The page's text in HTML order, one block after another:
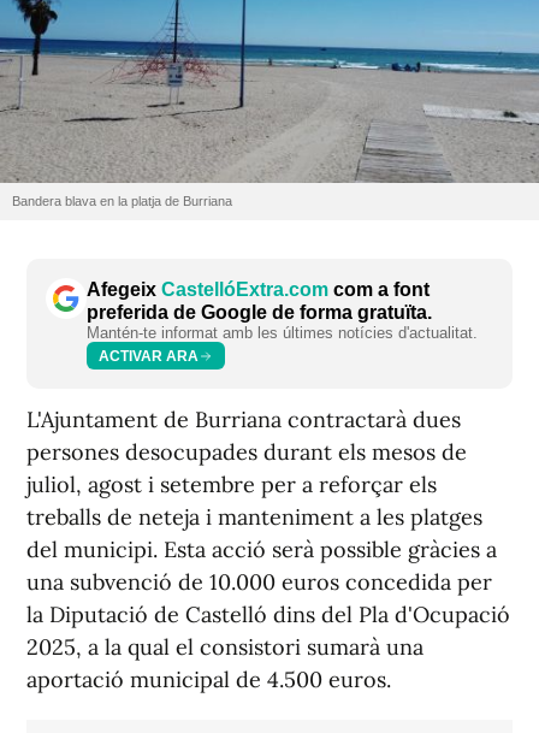
Bandera blava en la platja de Burriana
Afegeix CastellóExtra.com com a font
preferida de Google de forma gratuïta.
Mantén-te informat amb les últimes notícies d'actualitat.
ACTIVAR ARA
L'Ajuntament de Burriana contractarà dues
persones desocupades durant els mesos de
juliol, agost i setembre per a reforçar els
treballs de neteja i manteniment a les platges
del municipi. Esta acció serà possible gràcies a
una subvenció de 10.000 euros concedida per
la Diputació de Castelló dins del Pla d'Ocupació
2025, a la qual el consistori sumarà una
aportació municipal de 4.500 euros.